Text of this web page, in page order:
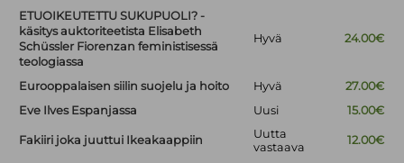
ETUOIKEUTETTU SUKUPUOLI? -
käsitys auktoriteetista Elisabeth
Schüssler Fiorenzan feministisessä
teologiassa
Hyvä 24.00€
Eurooppalaisen siilin suojelu ja hoito Hyvä
27.00€
Eve Ilves Espanjassa
Uusi 15.00€
Fakiiri joka juuttui Ikeakaappiin
Uutta
vastaava
12.00€